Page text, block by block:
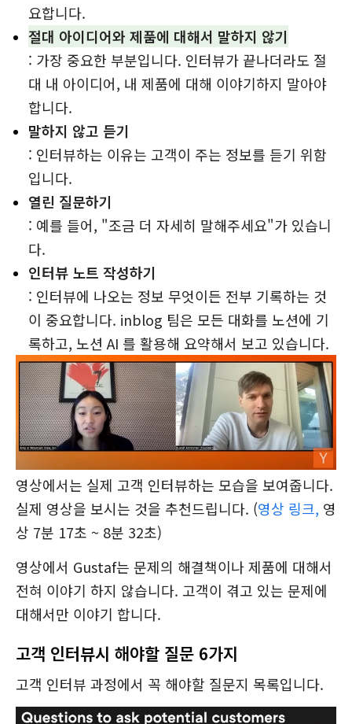
요합니다.
절대 아이디어와 제품에 대해서 말하지 않기
: 가장 중요한 부분입니다. 인터뷰가 끝나더라도 절
대 내 아이디어, 내 제품에 대해 이야기하지 말아야
합니다.
말하지 않고 듣기
: 인터뷰하는 이유는 고객이 주는 정보를 듣기 위함
입니다.
열린 질문하기
: 예를 들어, "조금 더 자세히 말해주세요"가 있습니
다.
인터뷰 노트 작성하기
: 인터뷰에 나오는 정보 무엇이든 전부 기록하는 것
이 중요합니다. inblog 팀은 모든 대화를 노션에 기
록하고, 노션 AI 를 활용해 요약해서 보고 있습니다.
영상에서는 실제 고객 인터뷰하는 모습을 보여줍니다.
실제 영상을 보시는 것을 추천드립니다. (영상 링크, 영
상 7분 17초 ~ 8분 32초)
영상에서 Gustaf는 문제의 해결책이나 제품에 대해서
전혀 이야기 하지 않습니다. 고객이 겪고 있는 문제에
대해서만 이야기 합니다.
고객 인터뷰시 해야할 질문 6가지
고객 인터뷰 과정에서 꼭 해야할 질문지 목록입니다.